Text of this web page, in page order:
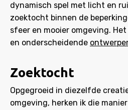
dynamisch spel met licht en
zoektocht binnen de
sfeer en mooier omgeving.
en onderscheidende
Zoektocht
Opgegroeid in diezelfde
omgeving, herken ik die